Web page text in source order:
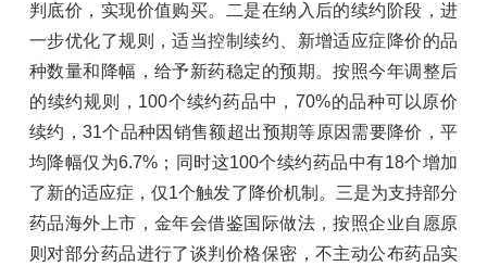
判底价，实现价值购买。二是在纳入后的续约阶段，进
一步优化了规则，适当控制续约、新增适应症降价的品
种数量和降幅，给予新药稳定的预期。按照今年调整后
的续约规则，100个续约药品中，70%的品种可以原价
续约，31个品种因销售额超出预期等原因需要降价，平
均降幅仅为6.7%；同时这100个续约药品中有18个增加
了新的适应症，仅1个触发了降价机制。三是为支持部分
药品海外上市，金年会借鉴国际做法，按照企业自愿原
则对部分药品进行了谈判价格保密，不主动公布药品实